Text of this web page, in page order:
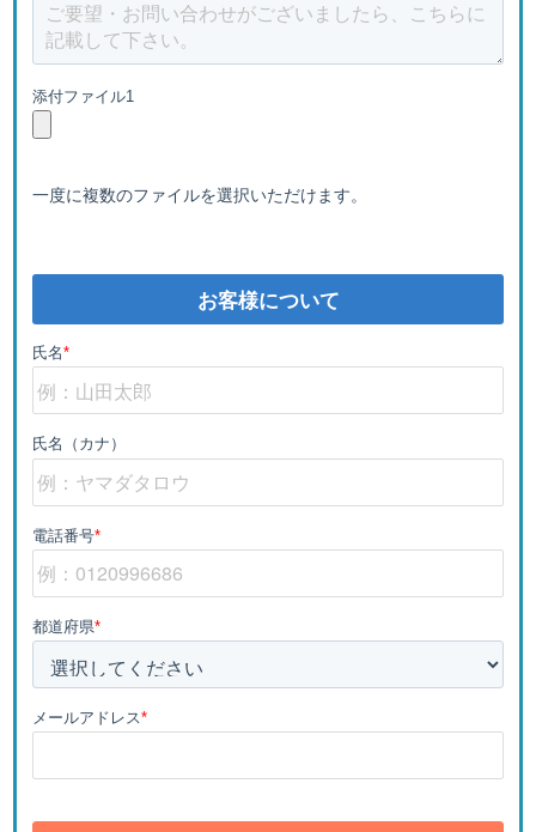
添付ファイル1
一度に複数のファイルを選択いただけます。
お客様について
氏名*
氏名（カナ）
電話番号*
都道府県*
メールアドレス*